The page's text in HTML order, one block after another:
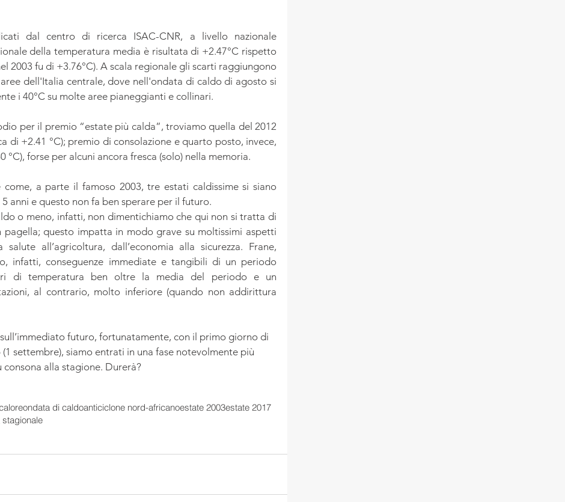
dal centro di ricerca ISAC-CNR, a livello nazionale
della temperatura media è risultata di +2.47°C rispetto
2003 fu di +3.76°C). A scala regionale gli scarti raggiungono
aree dell'Italia centrale, dove nell'ondata di caldo di agosto si
i 40°C su molte aree pianeggianti e collinari.
per il premio “estate più calda”, troviamo quella del 2012
di +2.41 °C); premio di consolazione e quarto posto, invece,
°C), forse per alcuni ancora fresca (solo) nella memoria.
come, a parte il famoso 2003, tre estati caldissime si siano
anni e questo non fa ben sperare per il futuro.
o meno, infatti, non dimentichiamo che qui non si tratta di
questo impatta in modo grave su moltissimi aspetti
all’agricoltura, dall’economia alla sicurezza. Frane,
infatti, conseguenze immediate e tangibili di un periodo
di temperatura ben oltre la media del periodo e un
al contrario, molto inferiore (quando non addirittura
futuro, fortunatamente, con il primo giorno di
settembre), siamo entrati in una fase notevolmente più
alla stagione. Durerà?
ondata di caldoanticiclone nord-africanoestate 2003estate 2017